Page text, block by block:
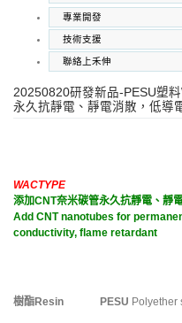
上禾伸企業複合
南亞工程塑膠
塑膠產品-板材
專業開發
技術支援
聯絡上禾伸
20250820研發新品-PESU塑
永久抗靜電、靜電消散，低導
WACTYPE
添加CNT奈米碳管永久抗靜電、靜
Add CNT nanotubes for
conductivity, flame retardant
樹酯Resin PESU Polyether